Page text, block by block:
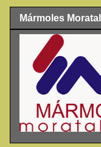
Mármoles